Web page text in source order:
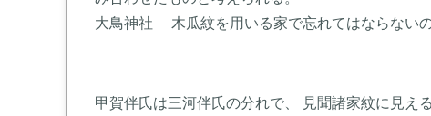
大鳥神社 木瓜紋を用いる家で忘れてはならない
甲賀伴氏は三河伴氏の分れで、 見聞諸家紋に見え